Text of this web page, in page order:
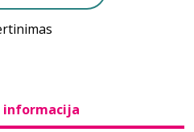
informacija